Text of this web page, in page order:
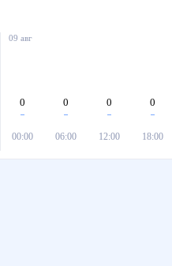
09 авг
0
00:00
0
06:00
0
12:00
0
18:00